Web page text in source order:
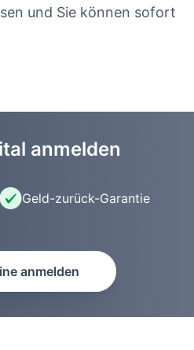
und Sie können sofort
anmelden
Geld-zurück-Garantie
anmelden